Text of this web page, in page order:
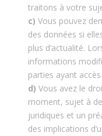
traitons à votre
Vous pouvez
des données si
plus d’actualité.
informations
parties ayant
Vous avez le
moment, sujet à
juridiques et un
des implications